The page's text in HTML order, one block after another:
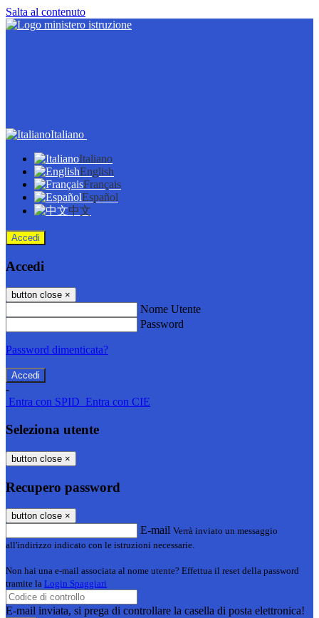
Salta al contenuto
Italiano
Italiano
English
Français
Español
中文
Accedi
Accedi
button close ×
Nome Utente
Password
Password dimenticata?
-
Entra con SPID Entra con CIE
Seleziona utente
button close ×
Recupero password
button close ×
E-mail Verrà inviato un messaggio
all'indirizzo indicato con le istruzioni necessarie.
Non hai una e-mail associata al nome utente? Effettua il reset della password
tramite la Login Spaggiari
E-mail inviata, si prega di controllare la casella di posta elettronica!